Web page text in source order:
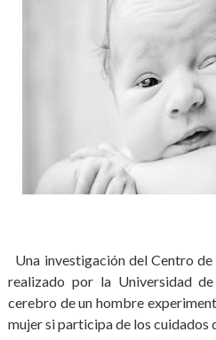
Una investigación del Centro
realizado por la Universidad
cerebro de un hombre
mujer si participa de los cuidados